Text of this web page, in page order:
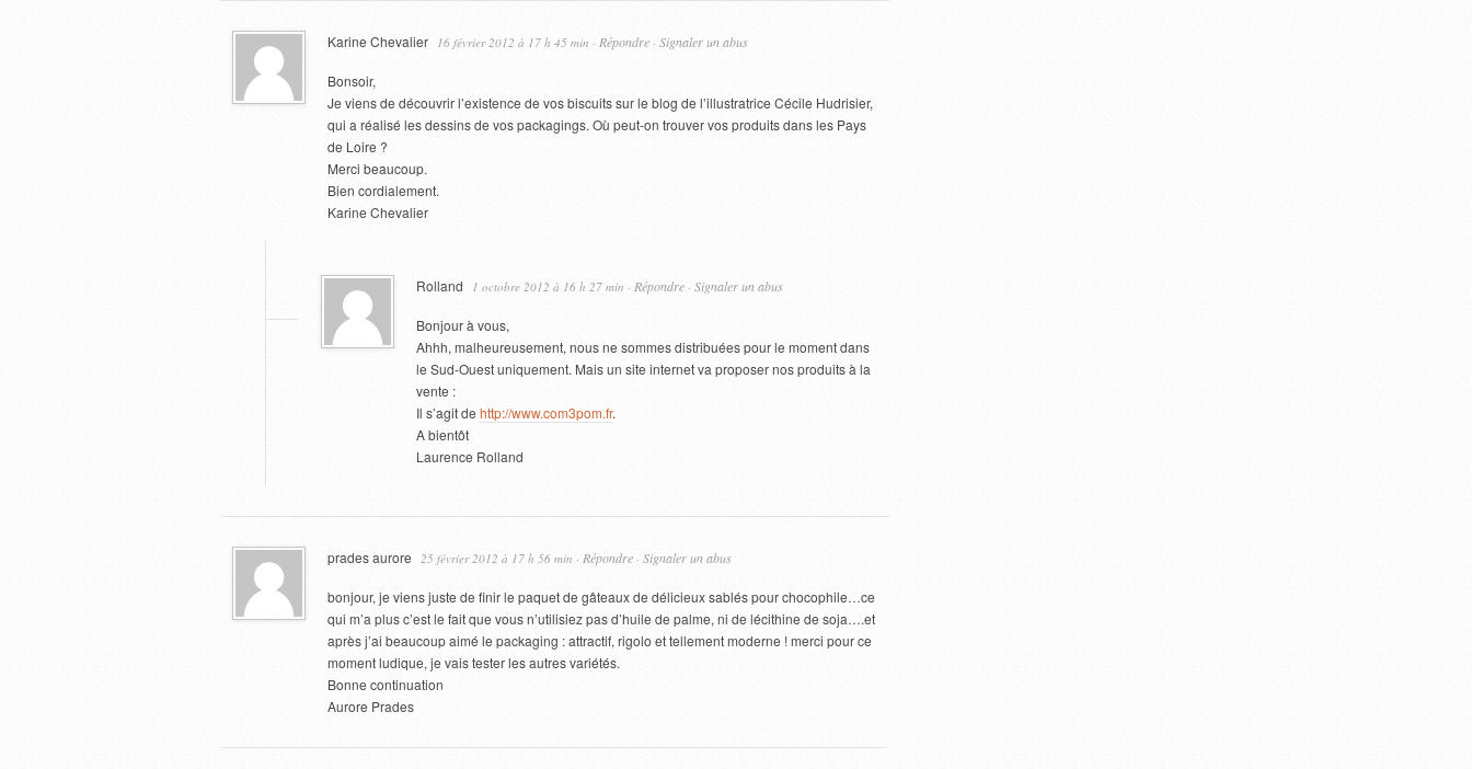
Karine Chevalier 16 février 2012 à 17 h 45 min · Répondre · Signaler un abus
Bonsoir,
Je viens de découvrir l’existence de vos biscuits sur le blog de l’illustratrice Cécile Hudrisier,
qui a réalisé les dessins de vos packagings. Où peut-on trouver vos produits dans les Pays
de Loire ?
Merci beaucoup.
Bien cordialement.
Karine Chevalier
Rolland 1 octobre 2012 à 16 h 27 min · Répondre · Signaler un abus
Bonjour à vous,
Ahhh, malheureusement, nous ne sommes distribuées pour le moment dans
le Sud-Ouest uniquement. Mais un site internet va proposer nos produits à la
vente :
Il s’agit de http://www.com3pom.fr.
A bientôt
Laurence Rolland
prades aurore 25 février 2012 à 17 h 56 min · Répondre · Signaler un abus
bonjour, je viens juste de finir le paquet de gâteaux de délicieux sablés pour chocophile…ce
qui m’a plus c’est le fait que vous n’utilisiez pas d’huile de palme, ni de lécithine de soja….et
après j’ai beaucoup aimé le packaging : attractif, rigolo et tellement moderne ! merci pour ce
moment ludique, je vais tester les autres variétés.
Bonne continuation
Aurore Prades